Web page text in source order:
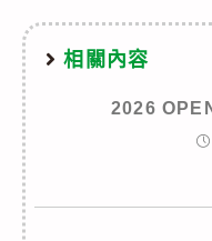
相關內容
2026